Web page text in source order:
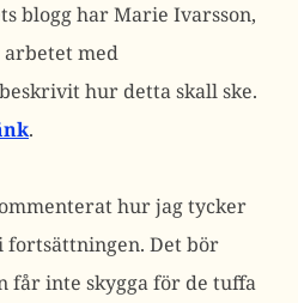
blogg har Marie Ivarsson,
arbetet med
hur detta skall ske.
.
hur jag tycker
fortsättningen. Det bör
får inte skygga för de tuffa